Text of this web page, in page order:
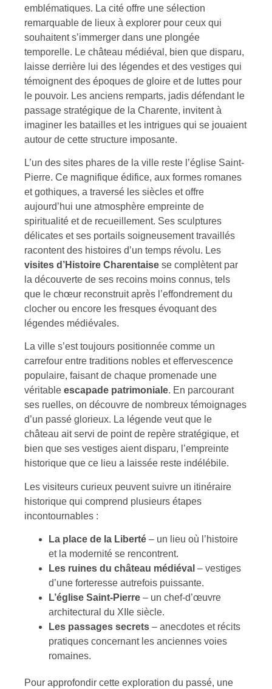
emblématiques. La cité offre une sélection
remarquable de lieux à explorer pour ceux qui
souhaitent s’immerger dans une plongée
temporelle. Le château médiéval, bien que disparu,
laisse derrière lui des légendes et des vestiges qui
témoignent des époques de gloire et de luttes pour
le pouvoir. Les anciens remparts, jadis défendant le
passage stratégique de la Charente, invitent à
imaginer les batailles et les intrigues qui se jouaient
autour de cette structure imposante.
L’un des sites phares de la ville reste l’église Saint-
Pierre. Ce magnifique édifice, aux formes romanes
et gothiques, a traversé les siècles et offre
aujourd’hui une atmosphère empreinte de
spiritualité et de recueillement. Ses sculptures
délicates et ses portails soigneusement travaillés
racontent des histoires d’un temps révolu. Les
visites d’Histoire Charentaise se complètent par
la découverte de ses recoins moins connus, tels
que le chœur reconstruit après l’effondrement du
clocher ou encore les fresques évoquant des
légendes médiévales.
La ville s’est toujours positionnée comme un
carrefour entre traditions nobles et effervescence
populaire, faisant de chaque promenade une
véritable escapade patrimoniale. En parcourant
ses ruelles, on découvre de nombreux témoignages
d’un passé glorieux. La légende veut que le
château ait servi de point de repère stratégique, et
bien que ses vestiges aient disparu, l’empreinte
historique que ce lieu a laissée reste indélébile.
Les visiteurs curieux peuvent suivre un itinéraire
historique qui comprend plusieurs étapes
incontournables :
La place de la Liberté – un lieu où l’histoire
et la modernité se rencontrent.
Les ruines du château médiéval – vestiges
d’une forteresse autrefois puissante.
L’église Saint-Pierre – un chef-d’œuvre
architectural du XIIe siècle.
Les passages secrets – anecdotes et récits
pratiques concernant les anciennes voies
romaines.
Pour approfondir cette exploration du passé, une